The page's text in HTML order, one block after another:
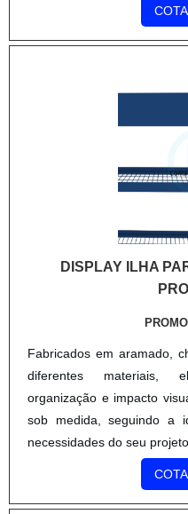
DISPLAY ILHA
Fabricados em aramado,
diferentes materiais,
organização e impacto
sob medida, seguindo a
necessidades do seu projeto.